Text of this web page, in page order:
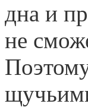
дна и
не